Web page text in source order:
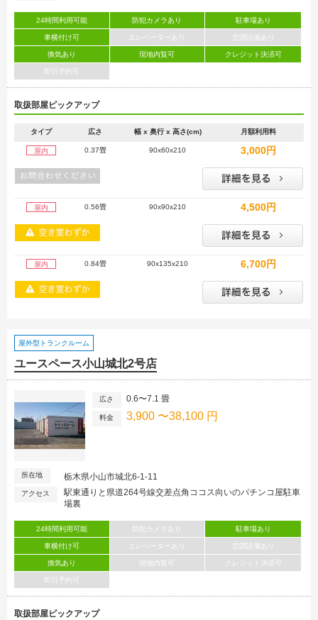
24時間利用可能 防犯カメラあり 駐車場あり
車横付け可 エレベーターあり 空調設備あり
換気あり 現地内覧可 クレジット決済可
即日予約可
取扱部屋ピックアップ
タイプ 広さ 幅 x 奥行 x 高さ(cm) 月額利用料
屋内 0.37畳 90x60x210 3,000円
屋内 0.56畳 90x90x210 4,500円
屋内 0.84畳 90x135x210 6,700円
屋外型トランクルーム
ユースペース小山城北2号店
広さ 0.6〜7.1 畳
料金 3,900 〜38,100 円
所在地 栃木県小山市城北6-1-11
アクセス
駅東通りと県道264号線交差点角ココス向いのパチンコ屋駐車
場裏
24時間利用可能 防犯カメラあり 駐車場あり
車横付け可 エレベーターあり 空調設備あり
換気あり 現地内覧可 クレジット決済可
即日予約可
取扱部屋ピックアップ